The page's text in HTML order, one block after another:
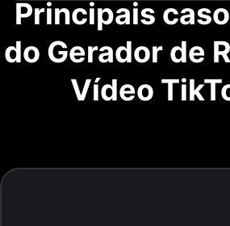
Principais
do Gerador de
Vídeo